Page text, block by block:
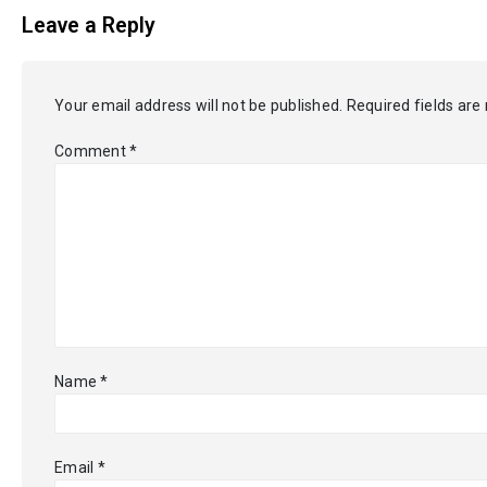
Leave a Reply
Your email address will not be published. Required fields
Comment*
Name*
Email *